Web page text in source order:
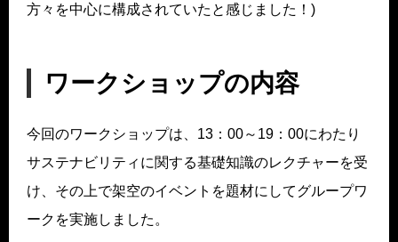
方々を中心に構成されていたと感じました！)
ワークショップの内容
今回のワークショップは、13：00～19：00にわたり
サステナビリティに関する基礎知識のレクチャーを受
け、その上で架空のイベントを題材にしてグループワ
ークを実施しました。